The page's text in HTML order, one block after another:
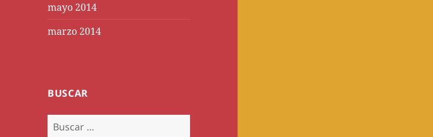
mayo 2014
marzo 2014
BUSCAR
Buscar: